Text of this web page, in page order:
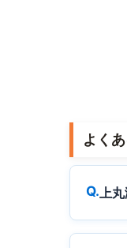
よく
上